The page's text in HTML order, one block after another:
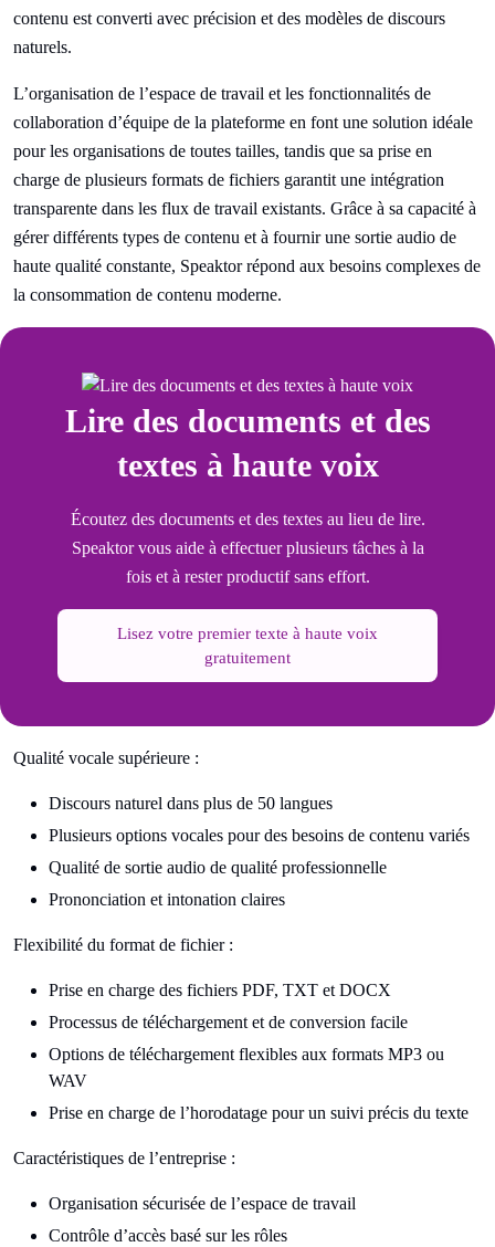
contenu est converti avec précision et des modèles de discours
naturels.
L’organisation de l’espace de travail et les fonctionnalités de
collaboration d’équipe de la plateforme en font une solution idéale
pour les organisations de toutes tailles, tandis que sa prise en
charge de plusieurs formats de fichiers garantit une intégration
transparente dans les flux de travail existants. Grâce à sa capacité à
gérer différents types de contenu et à fournir une sortie audio de
haute qualité constante, Speaktor répond aux besoins complexes de
la consommation de contenu moderne.
Lire des documents et des
textes à haute voix
Écoutez des documents et des textes au lieu de lire.
Speaktor vous aide à effectuer plusieurs tâches à la
fois et à rester productif sans effort.
Lisez votre premier texte à haute voix
gratuitement
Qualité vocale supérieure :
Discours naturel dans plus de 50 langues
Plusieurs options vocales pour des besoins de contenu variés
Qualité de sortie audio de qualité professionnelle
Prononciation et intonation claires
Flexibilité du format de fichier :
Prise en charge des fichiers PDF, TXT et DOCX
Processus de téléchargement et de conversion facile
Options de téléchargement flexibles aux formats MP3 ou
WAV
Prise en charge de l’horodatage pour un suivi précis du texte
Caractéristiques de l’entreprise :
Organisation sécurisée de l’espace de travail
Contrôle d’accès basé sur les rôles